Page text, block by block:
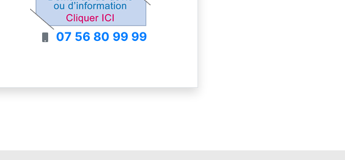
07 56 80 99 99